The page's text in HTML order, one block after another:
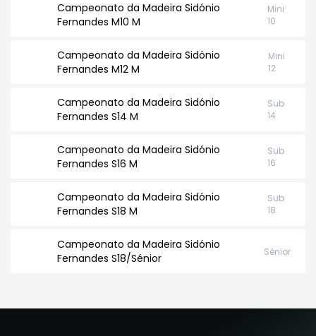
Campeonato da Madeira Sidónio
Fernandes M10 M
Mini
10
Campeonato da Madeira Sidónio
Fernandes M12 M
Mini
12
Campeonato da Madeira Sidónio
Fernandes S14 M
Sub
14
Campeonato da Madeira Sidónio
Fernandes S16 M
Sub
16
Campeonato da Madeira Sidónio
Fernandes S18 M
Sub
18
Campeonato da Madeira Sidónio
Fernandes S18/Sénior
Sénior